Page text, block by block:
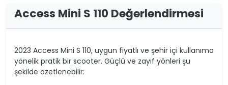
Access Mini S 110 Değerlendirmesi
2023 Access Mini S 110, uygun fiyatlı ve şehir içi kullanıma
yönelik pratik bir scooter. Güçlü ve zayıf yönleri şu
şekilde özetlenebilir: